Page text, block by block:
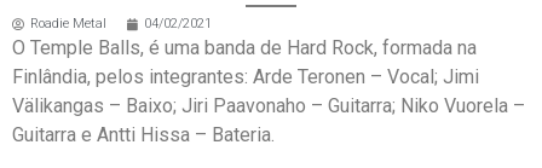
Roadie Metal 04/02/2021
O Temple Balls, é uma banda de Hard Rock, formada na
Finlândia, pelos integrantes: Arde Teronen – Vocal; Jimi
Välikangas – Baixo; Jiri Paavonaho – Guitarra; Niko Vuorela –
Guitarra e Antti Hissa – Bateria.